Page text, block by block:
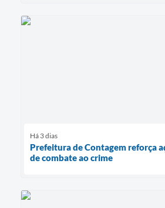
Há 3 dias
Prefeitura de Contagem reforça
de combate ao crime